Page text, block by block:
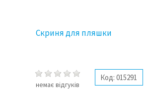
Скриня для пляшки
немає відгуків
Код: 015291